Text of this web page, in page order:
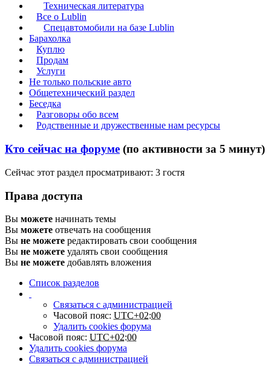
Техническая литература
Все о Lublin
Спецавтомобили на базе Lublin
Барахолка
Куплю
Продам
Услуги
Не только польские авто
Общетехнический раздел
Беседка
Разговоры обо всем
Родственные и дружественные нам ресурсы
Кто сейчас на форуме (по активности за 5 минут)
Сейчас этот раздел просматривают: 3 гостя
Права доступа
Вы можете начинать темы
Вы можете отвечать на сообщения
Вы не можете редактировать свои сообщения
Вы не можете удалять свои сообщения
Вы не можете добавлять вложения
Список разделов
Связаться с администрацией
Часовой пояс: UTC+02:00
Удалить cookies форума
Часовой пояс: UTC+02:00
Удалить cookies форума
Связаться с администрацией